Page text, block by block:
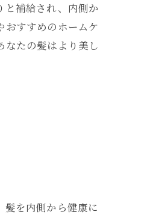
と補給され、内側か
おすすめのホームケ
なたの髪はより美し
を内側から健康に